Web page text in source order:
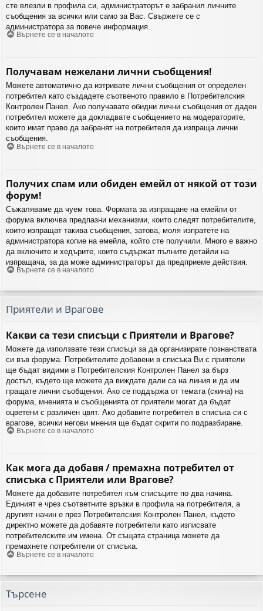
сте влезли в профила си, администраторът е забранил личните
съобщения за всички или само за Вас. Свържете се с
администратора за повече информация.
Върнете се в началото
Получавам нежелани лични съобщения!
Можете автоматично да изтривате лични съобщения от определен
потребител като създадете съотвеното правило в Потребителския
Контролен Панел. Ако получавате обидни лични съобщения от даден
потребител можете да докладвате съобщението на модераторите,
които имат право да забранят на потребителя да изпраща лични
съобщения.
Върнете се в началото
Получих спам или обиден емейл от някой от този
форум!
Съжаляваме да чуем това. Формата за изпращане на емейли от
форума включва предпазни механизми, които следят потребителите,
които изпращат такива съобщения, затова, моля изпратете на
администратора копие на емейла, който сте получили. Много е важно
да включите и хедърите, които съдържат пълните детайли на
изпращача, за да може администраторът да предприеме действия.
Върнете се в началото
Приятели и Врагове
Какви са тези списъци с Приятели и Врагове?
Можете да използвате тези списъци за да организирате познанствата
си във форума. Потребителите добавени в списъка Ви с приятели
ще бъдат видими в Потребителския Контролен Панел за бърз
достъп, където ще можете да виждате дали са на линия и да им
пращате лични съобщения. Ако се поддържа от темата (скина) на
форума, мненията и съобщенията от приятели могат да бъдат
оцветени с различен цвят. Ако добавите потребител в списъка си с
врагове, всички негови мнения ще бъдат скрити по подразбиране.
Върнете се в началото
Как мога да добавя / премахна потребител от
списъка с Приятели или Врагове?
Можете да добавите потребител към списъците по два начина.
Единият е чрез съответните връзки в профила на потребителя, а
другият начин е през Потребителския Контролен Панел, където
директно можете да добавяте потребители като изписвате
потребителските им имена. От същата страница можете да
премахнете потребители от списъка.
Върнете се в началото
Търсене